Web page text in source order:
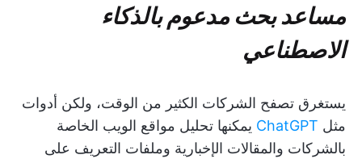
مساعد بحث مدعوم بالذكاء
الاصطناعي
يستغرق تصفح الشركات الكثير من الوقت، ولكن أدوات
مثل ChatGPT يمكنها تحليل مواقع الويب الخاصة
بالشركات والمقالات الإخبارية وملفات التعريف على